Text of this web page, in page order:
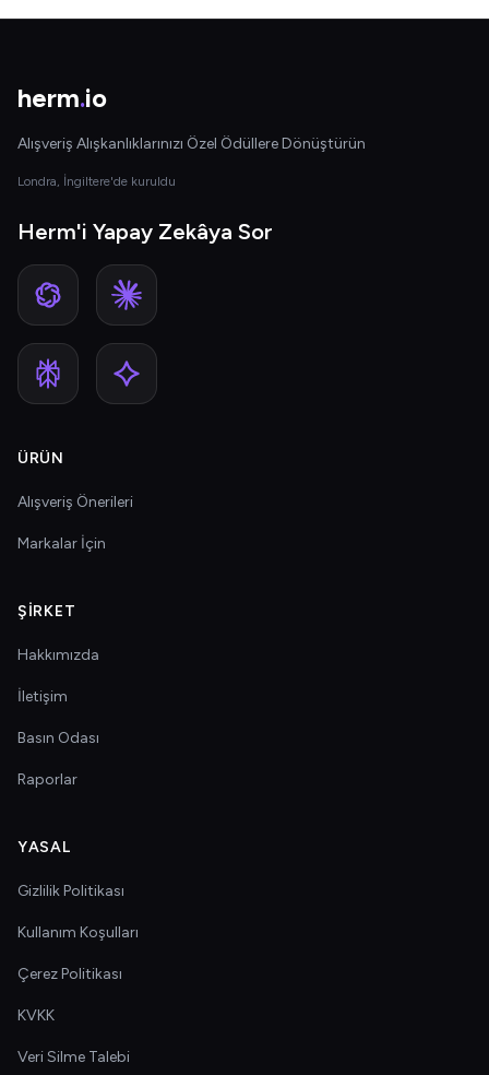
herm.io
Alışveriş Alışkanlıklarınızı Özel Ödüllere Dönüştürün
Londra, İngiltere'de kuruldu
Herm'i Yapay Zekâya Sor
ÜRÜN
Alışveriş Önerileri
Markalar İçin
ŞIRKET
Hakkımızda
İletişim
Basın Odası
Raporlar
YASAL
Gizlilik Politikası
Kullanım Koşulları
Çerez Politikası
KVKK
Veri Silme Talebi